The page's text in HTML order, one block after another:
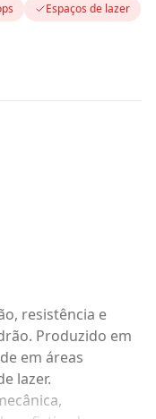
Espaços de lazer
resistência e
Produzido em
em áreas
lazer.